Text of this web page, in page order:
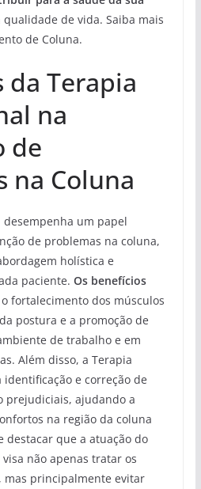
de vida. Saiba mais
de Coluna.
da Terapia
na
de
na Coluna
um papel
de problemas na coluna,
holística e
paciente. Os benefícios
fortalecimento dos músculos
postura e a promoção de
de trabalho e em
Além disso, a Terapia
e correção de
prejudiciais, ajudando a
na região da coluna
destacar que a atuação do
não apenas tratar os
mas principalmente evitar